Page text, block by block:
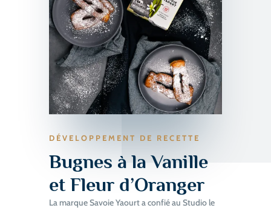
DÉVELOPPEMENT DE RECETTE
Bugnes à la Vanille
et Fleur d’Oranger
La marque Savoie Yaourt a confié au Studio le